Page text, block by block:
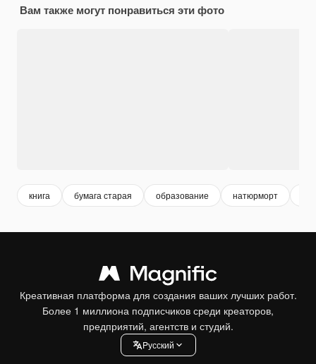
Вам также могут понравиться эти фото
книга бумага старая образование натюрморт
Креативная платформа для создания ваших лучших работ.
Более 1 миллиона подписчиков среди креаторов,
предприятий, агентств и студий.
Pусский